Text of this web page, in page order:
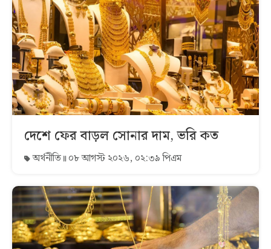
দেশে ফের বাড়ল সোনার দাম, ভরি কত
অর্থনীতি ০৮ আগস্ট ২০২৬, ০২:৩৯ পিএম